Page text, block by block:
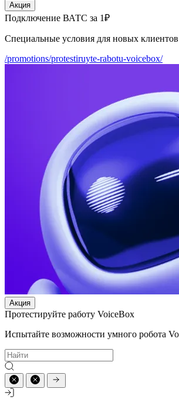
Акция
Подключение ВАТС за 1₽
Специальные условия для новых
/promotions/protestiruyte-rabotu-voicebox/
Акция
Протестируйте работу VoiceBox
Испытайте возможности умного робота